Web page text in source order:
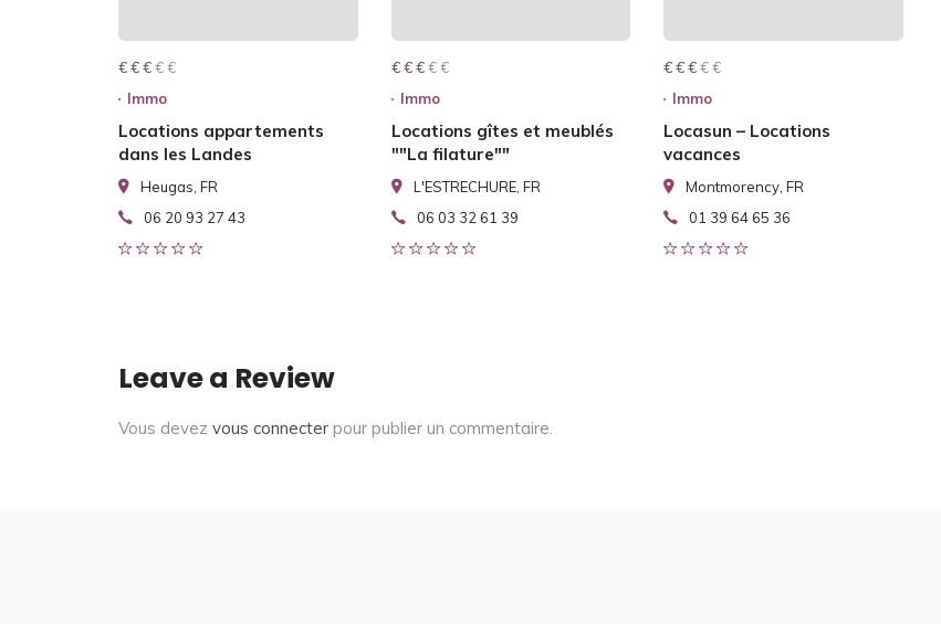
€ € € € €
€ € €
Immo
Locations appartements
dans les Landes
Heugas, FR
06 20 93 27 43
€ € € € €
€ € €
Immo
Locations gîtes et meublés
""La filature""
L'ESTRECHURE, FR
06 03 32 61 39
€ € € € €
€ € €
Immo
Locasun – Locations
vacances
Montmorency, FR
01 39 64 65 36
Leave a Review
Vous devez vous connecter pour publier un commentaire.